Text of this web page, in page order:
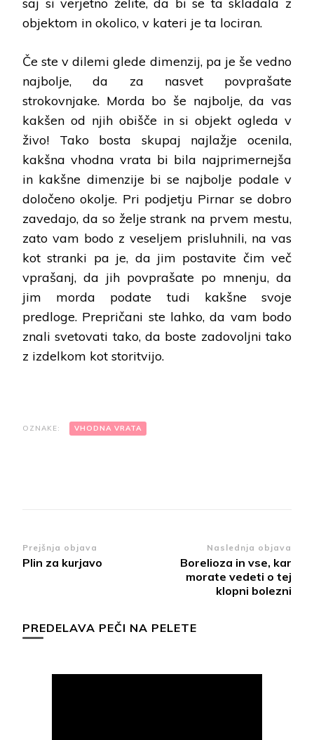
objektom in okolico, v kateri je ta lociran.
Če ste v dilemi glede dimenzij, pa je še vedno
najbolje, da za nasvet povprašate
strokovnjake. Morda bo še najbolje, da vas
kakšen od njih obišče in si objekt ogleda v
živo! Tako bosta skupaj najlažje ocenila,
kakšna vhodna vrata bi bila najprimernejša
in kakšne dimenzije bi se najbolje podale v
določeno okolje. Pri podjetju Pirnar se dobro
zavedajo, da so želje strank na prvem mestu,
zato vam bodo z veseljem prisluhnili, na vas
kot stranki pa je, da jim postavite čim več
vprašanj, da jih povprašate po mnenju, da
jim morda podate tudi kakšne svoje
predloge. Prepričani ste lahko, da vam bodo
znali svetovati tako, da boste zadovoljni tako
z izdelkom kot storitvijo.
OZNAKE: VHODNA VRATA
Navigacija
objav
Prejšnja objava
Plin za kurjavo
Naslednja objava
Borelioza in vse, kar
morate vedeti o tej
klopni bolezni
PREDELAVA PEČI NA PELETE